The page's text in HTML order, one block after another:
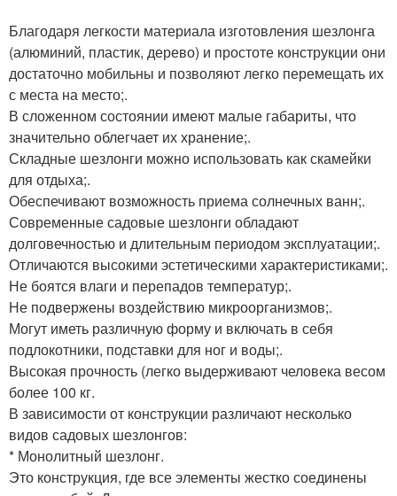
Благодаря легкости материала изготовления шезлонга
(алюминий, пластик, дерево) и простоте конструкции они
достаточно мобильны и позволяют легко перемещать их
с места на место;.
В сложенном состоянии имеют малые габариты, что
значительно облегчает их хранение;.
Складные шезлонги можно использовать как скамейки
для отдыха;.
Обеспечивают возможность приема солнечных ванн;.
Современные садовые шезлонги обладают
долговечностью и длительным периодом эксплуатации;.
Отличаются высокими эстетическими характеристиками;.
Не боятся влаги и перепадов температур;.
Не подвержены воздействию микроорганизмов;.
Могут иметь различную форму и включать в себя
подлокотники, подставки для ног и воды;.
Высокая прочность (легко выдерживают человека весом
более 100 кг.
В зависимости от конструкции различают несколько
видов садовых шезлонгов:
* Монолитный шезлонг.
Это конструкция, где все элементы жестко соединены